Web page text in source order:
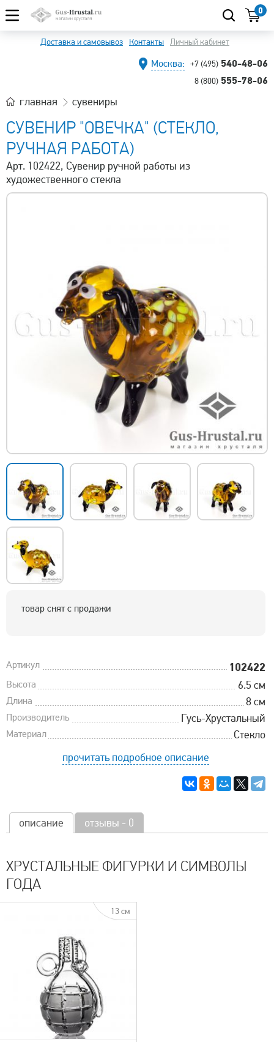
0
Доставка и самовывоз Контакты Личный кабинет
Москва: +7 (495) 540-48-06
8 (800) 555-78-06
главная сувениры
СУВЕНИР "ОВЕЧКА" (СТЕКЛО,
РУЧНАЯ РАБОТА)
Арт. 102422, Сувенир ручной работы из
художественного стекла
товар снят с продажи
Артикул 102422
Высота 6.5 см
Длина 8 см
Производитель Гусь-Хрустальный
Материал
Стекло
прочитать подробное описание
описание отзывы - 0
ХРУСТАЛЬНЫЕ ФИГУРКИ И СИМВОЛЫ
ГОДА
13 см